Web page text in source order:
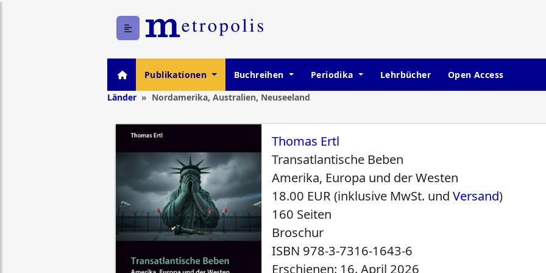
Publikationen Buchreihen Periodika Lehrbücher
Open Access
Länder
Nordamerika, Australien, Neuseeland
Thomas Ertl
Transatlantische Beben
Amerika, Europa und der Westen
18.00 EUR (inklusive MwSt. undVersand)
160 Seiten
Broschur
ISBN 978-3-7316-1643-6
Erschienen: 16. April 2026